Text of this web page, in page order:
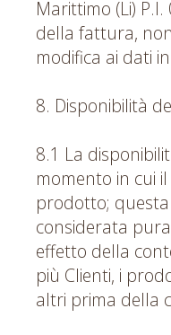
Marittimo (Li)
della fattura,
modifica ai dati
8. Disponibilità
8.1 La
momento in cui
prodotto;
considerata
effetto della
più Clienti, i
altri prima della